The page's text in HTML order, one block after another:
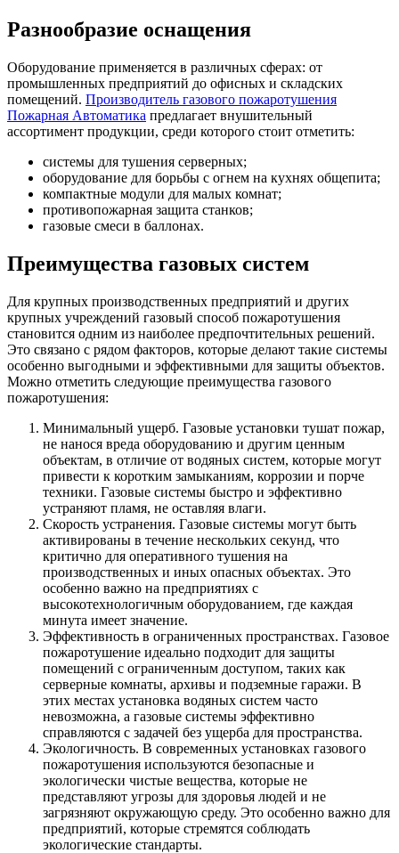
Разнообразие оснащения
Оборудование применяется в различных сферах: от
промышленных предприятий до офисных и складских
помещений. Производитель газового пожаротушения
Пожарная Автоматика предлагает внушительный
ассортимент продукции, среди которого стоит отметить:
системы для тушения серверных;
оборудование для борьбы с огнем на кухнях общепита;
компактные модули для малых комнат;
противопожарная защита станков;
газовые смеси в баллонах.
Преимущества газовых систем
Для крупных производственных предприятий и других
крупных учреждений газовый способ пожаротушения
становится одним из наиболее предпочтительных решений.
Это связано с рядом факторов, которые делают такие системы
особенно выгодными и эффективными для защиты объектов.
Можно отметить следующие преимущества газового
пожаротушения:
Минимальный ущерб. Газовые установки тушат пожар,
не нанося вреда оборудованию и другим ценным
объектам, в отличие от водяных систем, которые могут
привести к коротким замыканиям, коррозии и порче
техники. Газовые системы быстро и эффективно
устраняют пламя, не оставляя влаги.
Скорость устранения. Газовые системы могут быть
активированы в течение нескольких секунд, что
критично для оперативного тушения на
производственных и иных опасных объектах. Это
особенно важно на предприятиях с
высокотехнологичным оборудованием, где каждая
минута имеет значение.
Эффективность в ограниченных пространствах. Газовое
пожаротушение идеально подходит для защиты
помещений с ограниченным доступом, таких как
серверные комнаты, архивы и подземные гаражи. В
этих местах установка водяных систем часто
невозможна, а газовые системы эффективно
справляются с задачей без ущерба для пространства.
Экологичность. В современных установках газового
пожаротушения используются безопасные и
экологически чистые вещества, которые не
представляют угрозы для здоровья людей и не
загрязняют окружающую среду. Это особенно важно для
предприятий, которые стремятся соблюдать
экологические стандарты.